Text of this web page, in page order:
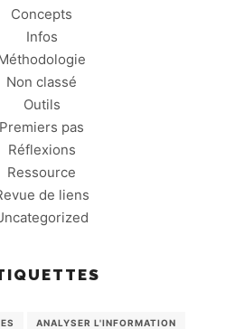
Concepts
Infos
Non classé
Outils
Premiers pas
Réflexions
Ressource
de liens
ANALYSER L'INFORMATION